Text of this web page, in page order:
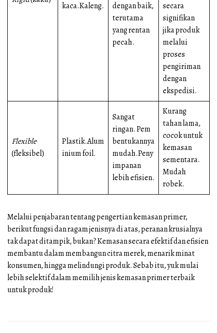
kaca.Kaleng.
dengan baik,
terutama
yang rentan
pecah.
secara
signifikan
jika produk
melalui
proses
pengiriman
dengan
ekspedisi.
Flexible
(fleksibel)
Plastik.Alum
inium foil.
Sangat
ringan. Pem
bentukannya
mudah.Peny
impanan
lebih efisien.
Kurang
tahan lama,
cocok untuk
kemasan
sementara.
Mudah
robek.
Melalui penjabaran tentang pengertian kemasan primer,
berikut fungsi dan ragam jenisnya di atas, peranan krusialnya
tak dapat ditampik, bukan? Kemasan secara efektif dan efisien
membantu dalam membangun citra merek, menarik minat
konsumen, hingga melindungi produk. Sebab itu, yuk mulai
lebih selektif dalam memilih jenis kemasan primer terbaik
untuk produk!